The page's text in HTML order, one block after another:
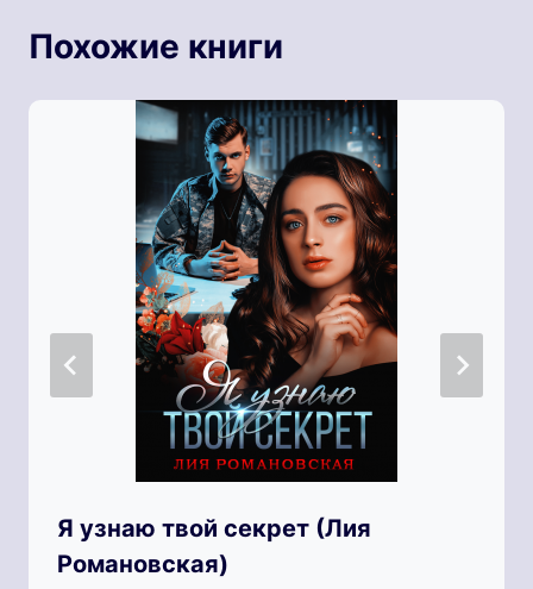
Похожие книги
Я узнаю твой секрет (Лия
Романовская)